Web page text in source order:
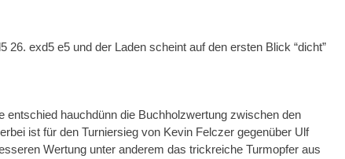
26. exd5 e5 und der Laden scheint auf den ersten Blick “dicht”
entschied hauchdünn die Buchholzwertung zwischen den
ist für den Turniersieg von Kevin Felczer gegenüber Ulf
Wertung unter anderem das trickreiche Turmopfer aus